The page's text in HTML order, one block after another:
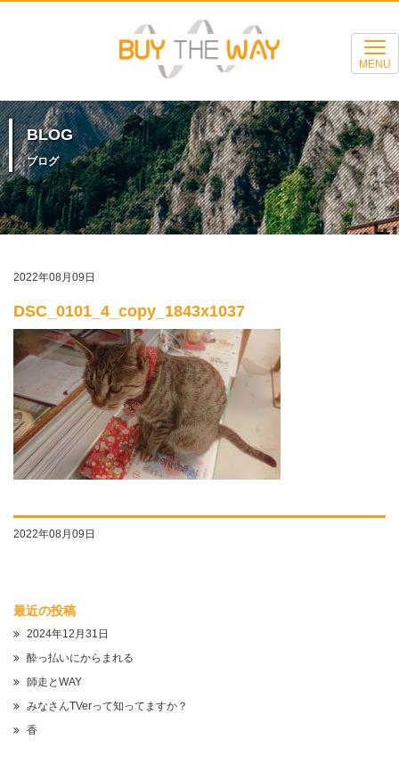
MENU
BLOG
ブログ
2022年08月09日
DSC_0101_4_copy_1843x1037
2022年08月09日
最近の投稿
2024年12月31日
酔っ払いにからまれる
師走とWAY
みなさんTVerって知ってますか？
香